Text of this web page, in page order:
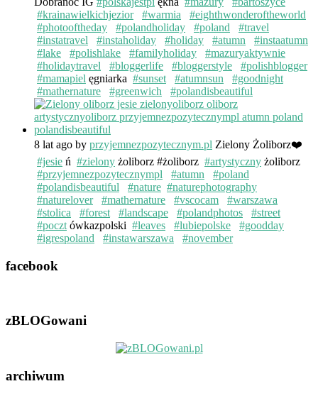
#krainawielkichjezior
#warmia
#eighthwonderoftheworld
#photooftheday
#polandholiday #poland
#travel
#instatravel
#instaholiday #holiday #atumn
#instaatumn
#lake
#polishlake #familyholiday
#mazuryaktywnie
#holidaytravel
#bloggerlife #bloggerstyle
#polishblogger
#mamapiel ęgniarka #sunset #atumnsun
#goodnight
#mathernature
#greenwich #polandisbeautiful
8 lat ago by przyjemnezpozytecznym.pl Zielony Żoliborz❤️
#jesie ń #zielony żoliborz #żoliborz #artystyczny żoliborz
#przyjemnezpozytecznympl
#atumn
#poland
#polandisbeautiful
#nature #naturephotography
#naturelover
#mathernature #vscocam
#warszawa
#stolica
#forest #landscape #polandphotos
#street
#poczt ówkazpolski #leaves #lubiepolske
#goodday
#igrespoland
#instawarszawa #november
facebook
zBLOGowani
archiwum